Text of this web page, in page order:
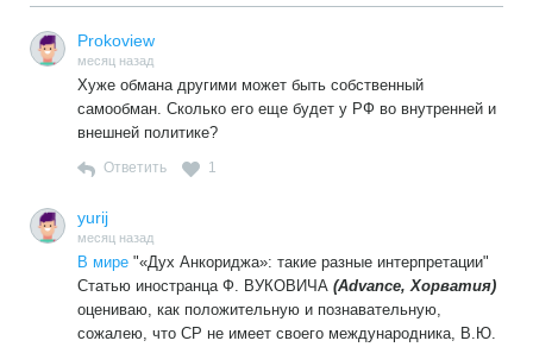
Prokoview
месяц назад
Хуже обмана другими может быть собственный
самообман. Сколько его еще будет у РФ во внутренней и
внешней политике?
Ответить 1
yurij
месяц назад
В мире "«Дух Анкориджа»: такие разные интерпретации"
Статью иностранца Ф. ВУКОВИЧА (Advance, Хорватия)
оцениваю, как положительную и познавательную,
сожалею, что СР не имеет своего международника, В.Ю.